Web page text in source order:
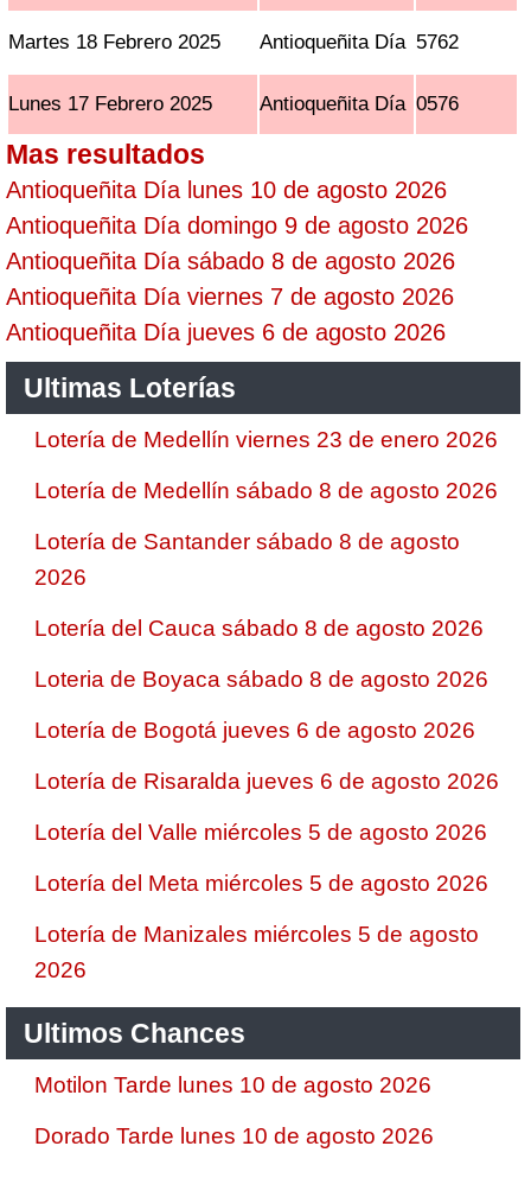
Martes 18 Febrero 2025 Antioqueñita Día 5762
Lunes 17 Febrero 2025 Antioqueñita Día 0576
Mas resultados
Antioqueñita Día lunes 10 de agosto 2026
Antioqueñita Día domingo 9 de agosto 2026
Antioqueñita Día sábado 8 de agosto 2026
Antioqueñita Día viernes 7 de agosto 2026
Antioqueñita Día jueves 6 de agosto 2026
Ultimas Loterías
Lotería de Medellín viernes 23 de enero 2026
Lotería de Medellín sábado 8 de agosto 2026
Lotería de Santander sábado 8 de agosto
2026
Lotería del Cauca sábado 8 de agosto 2026
Loteria de Boyaca sábado 8 de agosto 2026
Lotería de Bogotá jueves 6 de agosto 2026
Lotería de Risaralda jueves 6 de agosto 2026
Lotería del Valle miércoles 5 de agosto 2026
Lotería del Meta miércoles 5 de agosto 2026
Lotería de Manizales miércoles 5 de agosto
2026
Ultimos Chances
Motilon Tarde lunes 10 de agosto 2026
Dorado Tarde lunes 10 de agosto 2026